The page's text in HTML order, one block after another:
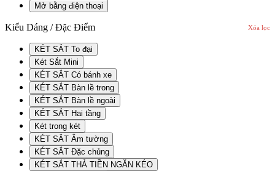
Mở bằng điện thoại
Kiểu Dáng / Đặc Điểm Xóa lọc
KÉT SẮT To đại
Két Sắt Mini
KÉT SẮT Có bánh xe
KÉT SẮT Bàn lề trong
KÉT SẮT Bàn lề ngoài
KÉT SẮT Hai tầng
Két trong két
KÉT SẮT Âm tường
KÉT SẮT Đặc chủng
KÉT SẮT THẢ TIỀN NGĂN KÉO